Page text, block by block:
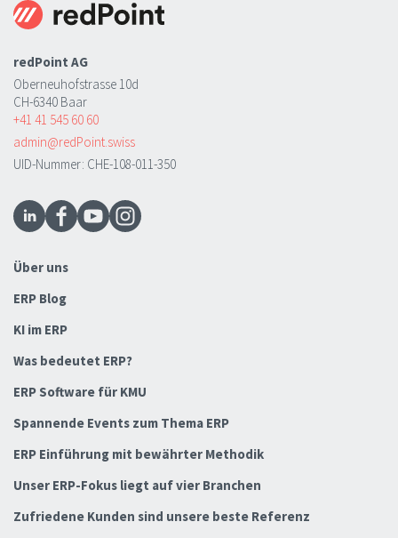
redPoint AG
Oberneuhofstrasse 10d
CH-6340 Baar
+41 41 545 60 60
admin@redPoint.swiss
UID-Nummer: CHE-108-011-350
Über uns
ERP Blog
KI im ERP
Was bedeutet ERP?
ERP Software für KMU
Spannende Events zum Thema ERP
ERP Einführung mit bewährter Methodik
Unser ERP-Fokus liegt auf vier Branchen
Zufriedene Kunden sind unsere beste Referenz